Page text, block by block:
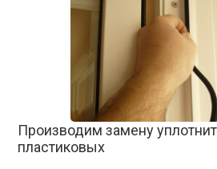
Производим замену
пластиковых